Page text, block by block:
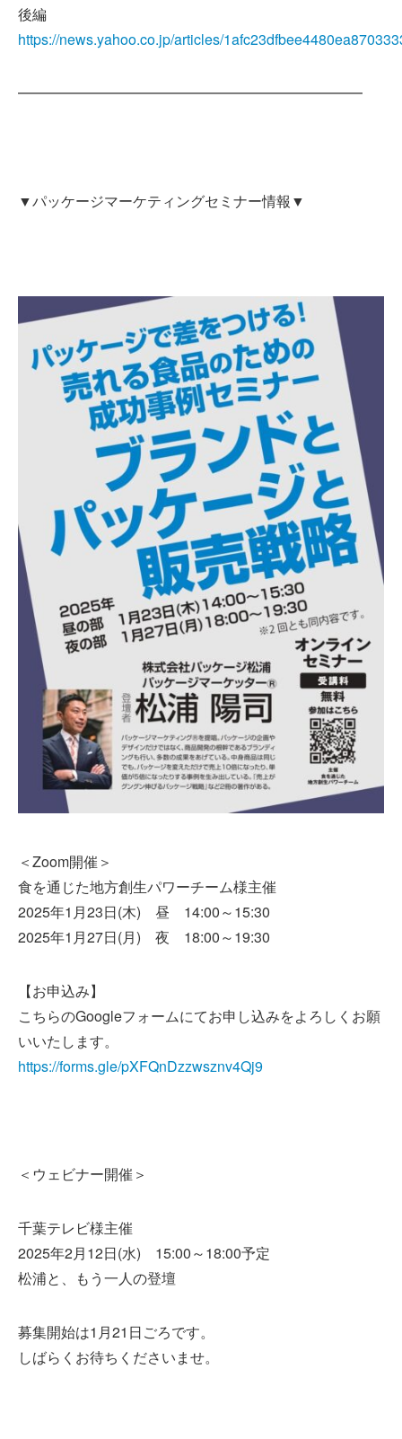
後編
https://news.yahoo.co.jp/articles/
━━━━━━━━━━━━━━━━━━━━━━━━
▼パッケージマーケティングセミナー情報▼
＜Zoom開催＞
食を通じた地方創生パワーチーム様主催
2025年1月23日(木) 昼 14:00～15:30
2025年1月27日(月) 夜 18:00～19:30
【お申込み】
こちらのGoogleフォームにてお申し込みをよろしくお願
いいたします。
https://forms.gle/pXFQnDzzwsznv4Qj9
＜ウェビナー開催＞
千葉テレビ様主催
2025年2月12日(水) 15:00～18:00予定
松浦と、もう一人の登壇
募集開始は1月21日ごろです。
しばらくお待ちくださいませ。